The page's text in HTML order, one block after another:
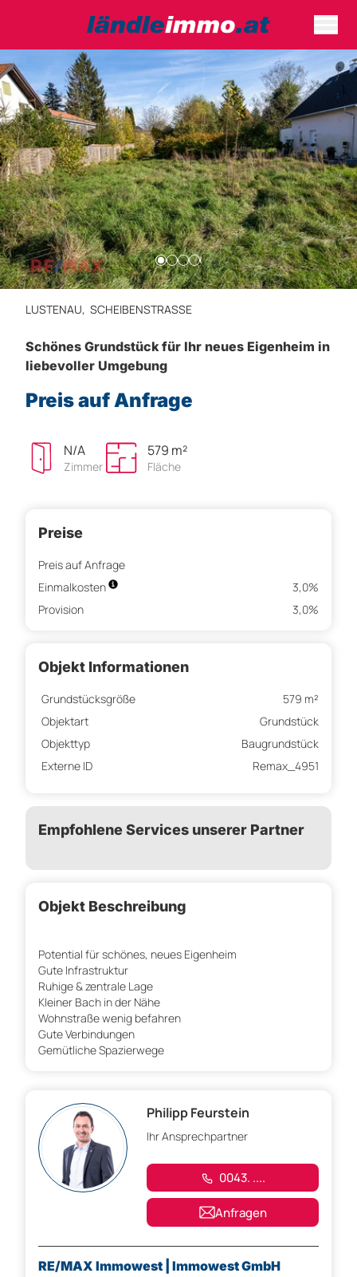
LUSTENAU, SCHEIBENSTRASSE
Schönes Grundstück für Ihr neues Eigenheim in
liebevoller Umgebung
Preis auf Anfrage
N/A
Zimmer
579 m²
Fläche
Preise
Preis auf Anfrage
Einmalkosten
3,0%
Provision
3,0%
Objekt Informationen
Grundstücksgröße
579 m²
Objektart
Grundstück
Objekttyp
Baugrundstück
Externe ID
Remax_4951
Empfohlene Services unserer Partner
Objekt Beschreibung
Potential für schönes, neues Eigenheim
Gute Infrastruktur
Ruhige & zentrale Lage
Kleiner Bach in der Nähe
Wohnstraße wenig befahren
Gute Verbindungen
Gemütliche Spazierwege
Philipp Feurstein
Ihr Ansprechpartner
0043. ....
Anfragen
RE/MAX Immowest | Immowest GmbH